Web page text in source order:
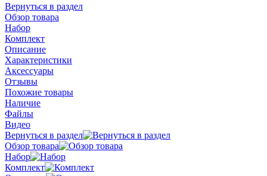
Вернуться в раздел
Обзор товара
Набор
Комплект
Описание
Характеристики
Аксессуары
Отзывы
Похожие товары
Наличие
Файлы
Видео
Вернуться в раздел
Обзор товара
Набор
Комплект